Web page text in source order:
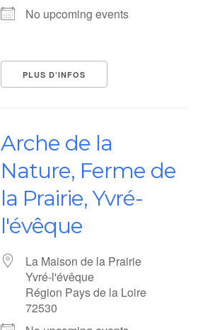
No upcoming events
PLUS D’INFOS
Arche de la
Nature, Ferme de
la Prairie, Yvré-
l'évêque
La Maison de la Prairie
Yvré-l'évêque
Région Pays de la Loire
72530